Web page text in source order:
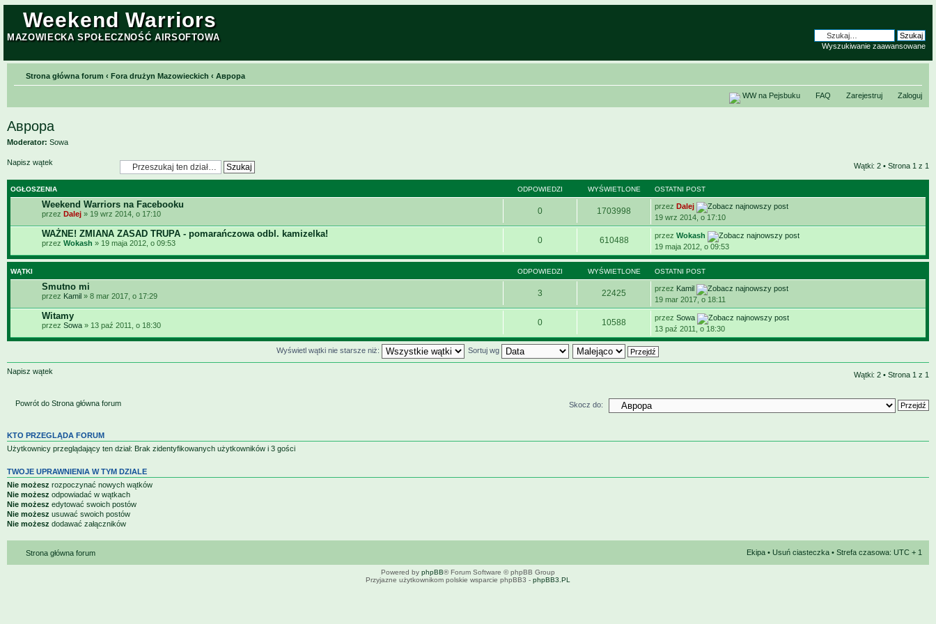
Weekend Warriors
MAZOWIECKA SPOŁECZNOŚĆ AIRSOFTOWA
Wyszukiwanie zaawansowane
Strona główna forum ‹ Fora drużyn Mazowieckich ‹ Aврора
WW na Pejsbuku FAQ Zarejestruj Zaloguj
Aврора
Moderator: Sowa
Napisz wątek Wątki: 2 • Strona 1 z 1
OGŁOSZENIA ODPOWIEDZI WYŚWIETLONE OSTATNI POST
Weekend Warriors na Facebooku
przez Dalej » 19 wrz 2014, o 17:10 0 1703998 przezDalej
19 wrz 2014, o 17:10
WAŻNE! ZMIANA ZASAD TRUPA - pomarańczowa odbl. kamizelka!
przez Wokash » 19 maja 2012, o 09:53 0 610488 przezWokash
19 maja 2012, o 09:53
WĄTKI ODPOWIEDZI WYŚWIETLONE OSTATNI POST
Smutno mi
przez Kamil » 8 mar 2017, o 17:29 3 22425 przez Kamil
19 mar 2017, o 18:11
Witamy
przez Sowa » 13 paź 2011, o 18:30 0 10588 przezSowa
13 paź 2011, o 18:30
Wyświetl wątki nie starsze niż: Sortuj wg
Napisz wątek Wątki: 2 • Strona 1 z 1
Powrót do Strona główna forum Skocz do:
KTO PRZEGLĄDA FORUM
Użytkownicy przeglądający ten dział: Brak zidentyfikowanych użytkowników i 3 gości
TWOJE UPRAWNIENIA W TYM DZIALE
Nie możesz rozpoczynać nowych wątków
Nie możesz odpowiadać w wątkach
Nie możesz edytować swoich postów
Nie możesz usuwać swoich postów
Nie możesz dodawać załączników
Strona główna forum Ekipa • Usuń ciasteczka • Strefa czasowa: UTC + 1
Powered by phpBB® Forum Software © phpBB Group
Przyjazne użytkownikom polskie wsparcie phpBB3 - phpBB3.PL